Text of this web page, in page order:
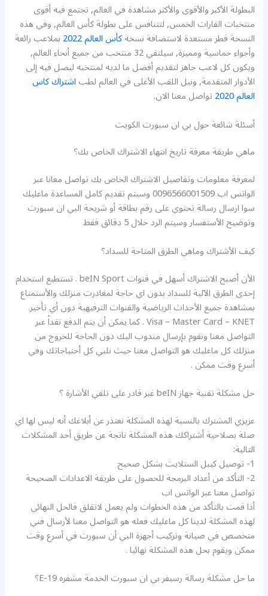
البطولة الأكبر والأقوى والأكثر مشاهدة في العالم, تجتمع فيه أقوى
منتخبات القارات الخمس, لتتنافس على بطولة كأس العالم, وفي هذه
النسخة قطر مستعدة لاستضافة نسخةكأس العالم 2022 بملاعب رائعة
وأجواء حماسية ومميزة, سيلتقي 32 منتخب من جميع أنحاء العالم,
ويكون كل لاعب جاهز لتقديم أفضل ما لديه لمنتخبه ليصل فيه إلى
الأدوار المتقدمة, ونيل اللقب الأغلى في العالم لطباشتراك كاس
العالم 2020
تواصل معنا الان.
أسئلة شائعة حول بي ان سبورت الكويت
ماهي طريقة معرفة تاريخ انتهاء الاشتراك الخاص بك؟
لمعرفة معلومات وتفاصيل الاشتراك الخاص بك تواصل معانا عبر
الواتس اب 0096566001509 وسيتم تقديم كامل المساعدة ماعليك
سوا ارسال رسالة تحتوي على رقم بطاقة أو شريحة البي ان سبورت
وتوضيح الأستفسار وسيتم الرد خلال 5 دقائق فقط
كيف الأشتراك وماهي الطرق المتاحة للسداد؟
الأن أصبح الاشتراك أسهل في قنوات beIN Sport . تستطيع استخدام
إحدى الطرق الآلية للسداد بدون اي حاجة لمغادرت منزلك والأستمتاع
بمشاهدة جميع الأحداث الرياضية والقنوات الترفيهية دون أي تأخير.
Visa – Master Card – KNET . كما يمكن أن يتم الدفع نقداً عبر
التواصل معنا ونقوم بإرسال مندوب اليك دون الحاجة للخروج من
منزلك كل ماعليك هو التواصل معنا حيث نلبي كل أحتياجاتك وفي
أسرع وقت ممكن .
حل مشكلة تقنية جهاز beIN غير قادر على تلقي الأشارة ؟
عزيزي المشترك بالنسبة لهذه المشكلة نعتذر عن أبلاغك أنه ليس لها اي
صلة بصلاحية أشتراكك هذه المشكلة ناتجة عن طريق أحد المشكلات
التالية:
1- توصيل كيبل الستلايت بشكل صحيح
2- التأكد من أعداد البرمجة للحصول على طريقة الاعدادات الصحيحة
تواصل معنا عبر الواتس اب
أذا قمت بالتأكد من هذه الخطوات ولم يعمل لاتقلق فالحل النهائي
لهذه المشكلة لدينا كل ماعليك فعله هو التواصل معنا لأرسال فني
متخصص في صيانة وتركيب أجهزة البي أن سبورت في أسرع وقت
ممكن ويقوم بحل هذه المشكلة نهائيا .
ما حل مشكلة رسالة رسيفر بي ان سبورت الخدمة مشفره E-19؟